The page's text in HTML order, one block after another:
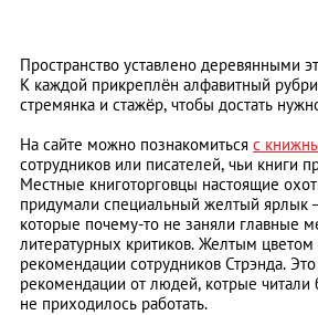
Пространство уставлено деревянными
К каждой прикреплён алфавитный
стремянка и стажёр, чтобы достать
На сайте можно познакомиться с
сотрудников или писателей, чьи книги
Местные книготорговцы настоящие
придумали специальный желтый ярлык
которые почему-то не заняли главные
литературных критиков. Желтым
рекомендации сотрудников Стрэнда.
рекомендации от людей, котрые
не приходилось работать.